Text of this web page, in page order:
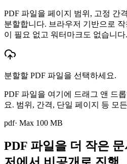
PDF 파일을 페이지 범위, 고정 간
분할합니다. 브라우저 기반으로
이 필요 없고 워터마크도 없습니다.
분할할 PDF 파일을 선택하세요.
PDF 파일을 여기에 드래그 앤 드
요. 범위, 간격, 단일 페이지 등 모
pdf· Max 100 MB
PDF 파일을 더 작은